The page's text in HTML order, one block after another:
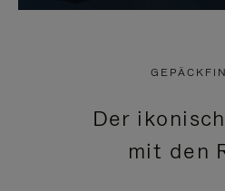
Der
mit den